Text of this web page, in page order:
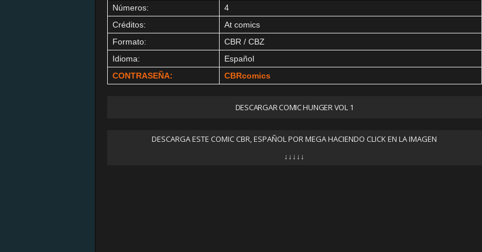
Números:
4
Créditos:
At comics
Formato:
CBR / CBZ
Idioma:
Español
CONTRASEÑA:
CBRcomics
DESCARGAR COMIC HUNGER VOL 1
DESCARGA ESTE COMIC CBR, ESPAÑOL POR MEGA HACIENDO CLICK EN LA IMAGEN
↓↓↓↓↓